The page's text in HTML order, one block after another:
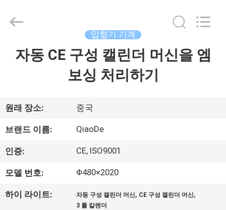
품
우
리
Changzhou
압형기 기계
자동 CE 구성 캘린더 머신을 엠
보싱 처리하기
원래 장소: 중국
브랜드 이름: QiaoDe
인증: CE, ISO9001
모델 번호: Φ480×2020
하이 라이트: 자동 구성 캘린더 머신, CE 구성 캘린더 머신,
3 롤 칼렌더